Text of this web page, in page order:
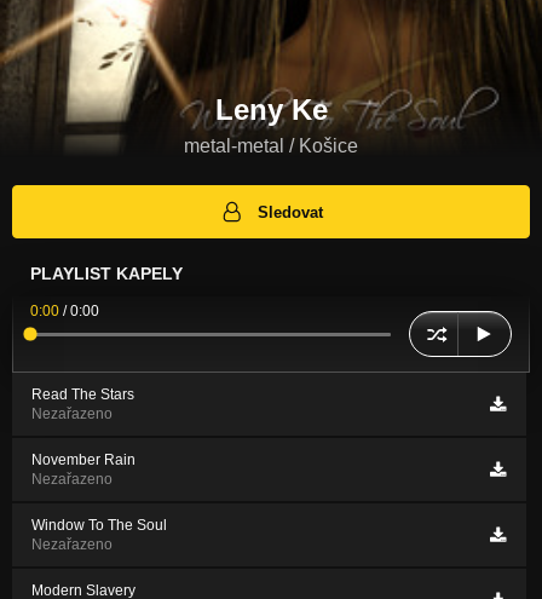
Leny Ke
metal-metal / Košice
Sledovat
PLAYLIST KAPELY
0:00 /0:00
Read The Stars
Nezařazeno
November Rain
Nezařazeno
Window To The Soul
Nezařazeno
Modern Slavery